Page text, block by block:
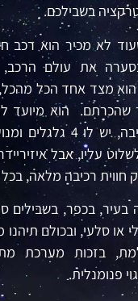
בשבילכם.
לא מכיר הוא רכב
את עולם הרכב,
הוא מצד אחד הכל מהכל,
שהכרתם. הוא מיועד
,
יש לו 4
עליו, אבל
חווית רכיבה מלאה,
בעיר, בכפר, בשבילים
או סלעי, ובכולם
, בזכות מערכת
פנומנלית.